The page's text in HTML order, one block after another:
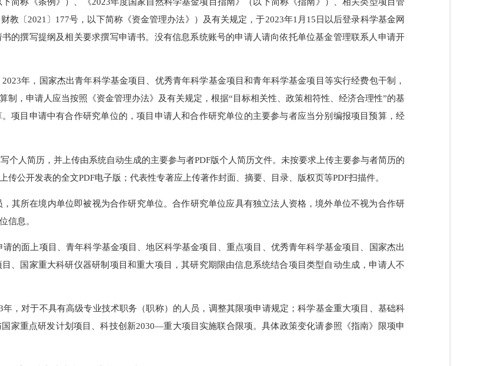
以下简称《条例》）、《2023年度国家自然科学基金项目指南》（以下简称《指南》）、相关类型项目管
财教〔2021〕177号，以下简称《资金管理办法》）及有关规定，于2023年1月15日以后登录科学基金网
。2023年，国家杰出青年科学基金项目、优秀青年科学基金项目和青年科学基金项目等实行经费包干制，
算制，申请人应当按照《资金管理办法》及有关规定，根据“目标相关性、政策相符性、经济合理性”的基
算。项目申请中有合作研究单位的，项目申请人和合作研究单位的主要参与者应当分别编报项目预算，经
填写个人简历，并上传由系统自动生成的主要参与者PDF版个人简历文件。未按要求上传主要参与者简历的
上传公开发表的全文PDF电子版；代表性专著应上传著作封面、摘要、目录、版权页等PDF扫描件。
员，其所在境内单位即被视为合作研究单位。合作研究单位应具有独立法人资格，境外单位不视为合作研
单位信息。
项目、国家重大科研仪器研制项目和重大项目，其研究期限由信息系统结合项目类型自动生成，申请人不